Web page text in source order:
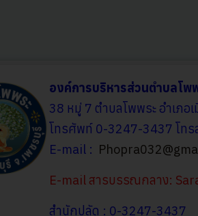
องค์การบริหารส่วนตำบลโพ
38 หมู่ 7 ตำบลโพพระ อำเภอ
โทรศัพท์ 0-3247-3437 โท
E-mail :
E-mail สารบรรณกลาง:
สำนักปลัด : 0-3247-3437